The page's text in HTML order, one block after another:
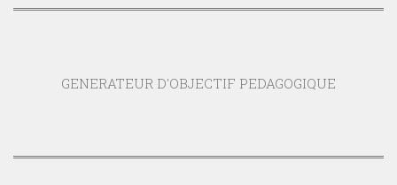
GENERATEUR D'OBJECTIF PEDAGOGIQUE